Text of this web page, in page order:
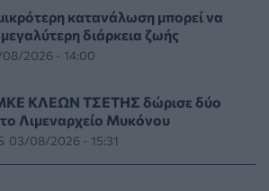
από τα ράφια καραμέλες-ζελέ
2026 - 16:28
του Νοσοκομείου της Κορίνθου
08/2026 - 16:16
όταν ντρεπόμαστε; Οι ειδικοί
κατανάλωση μπορεί να
διάρκεια ζωής
2026 - 14:00
ΚΛΕΩΝ ΤΣΕΤΗΣ δώρισε δύο
Λιμεναρχείο Μυκόνου
03/08/2026 - 15:31